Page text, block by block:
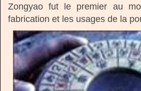
Zongyao fut le premier au
fabrication et les usages de la